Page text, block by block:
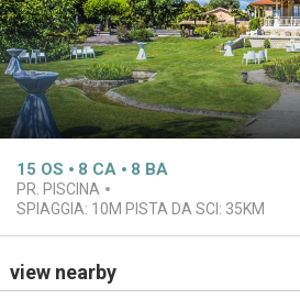
15 OS 8 CA 8 BA
PR. PISCINA
SPIAGGIA: 10M PISTA DA SCI: 35KM
view nearby